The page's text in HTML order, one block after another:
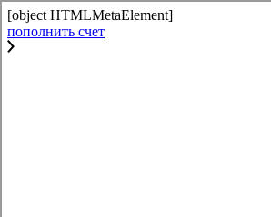
[object HTMLMetaElement]
пополнить счет